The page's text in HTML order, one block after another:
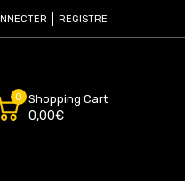
REGISTRE
0 Shopping Cart
0,00€